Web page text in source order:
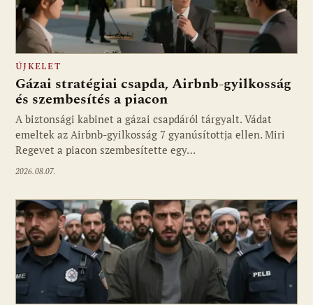
ÚJKELET
Gázai stratégiai csapda, Airbnb-gyilkosság
és szembesítés a piacon
A biztonsági kabinet a gázai csapdáról tárgyalt. Vádat
emeltek az Airbnb-gyilkosság 7 gyanúsítottja ellen. Miri
Regevet a piacon szembesítette egy…
2026.08.07.